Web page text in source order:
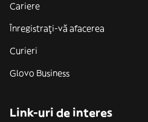
Cariere
Înregistrați-vă afacerea
Curieri
Glovo Business
Link-uri de interes